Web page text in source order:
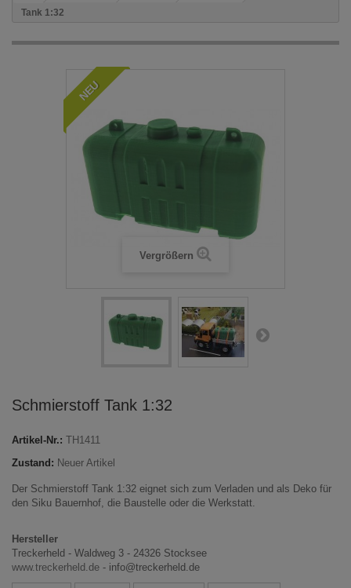
Tank 1:32
NEU
Vergrößern
Schmierstoff Tank 1:32
Artikel-Nr.: TH1411
Zustand: Neuer Artikel
Der Schmierstoff Tank 1:32 eignet sich zum Verladen und als Deko für
den Siku Bauernhof, die Baustelle oder die Werkstatt.
Hersteller
Treckerheld - Waldweg 3 - 24326 Stocksee
www.treckerheld.de - info@treckerheld.de